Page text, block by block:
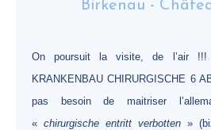
On poursuit la visite, de l’air
KRANKENBAU CHIRURGISCHE 6
pas besoin de maitriser
« chirurgische entritt verbotten »